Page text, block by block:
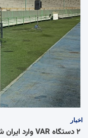
اخبار
۲ دستگاه VAR وارد ایران شد